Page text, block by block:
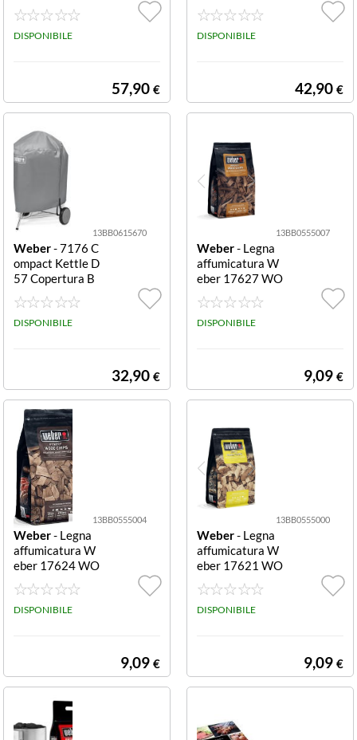
Gourmet Bbq Sy
stem liscia con
manici
DISPONIBILE
57,90 €
Cromo lucido da
pesce
DISPONIBILE
42,90 €
13BB0615670
Weber- 7176 C
ompact Kettle D
57 Copertura B
arbecue Grigio
D57
DISPONIBILE
32,90 €
13BB0555007
Weber- Legna
affumicatura W
eber 17627 WO
OD CHIPS Whis
key Whiskey
DISPONIBILE
9,09 €
13BB0555004
Weber- Legna
affumicatura W
eber 17624 WO
OD CHIPS Hick
ory Hickory
DISPONIBILE
9,09 €
13BB0555000
Weber- Legna
affumicatura W
eber 17621 WO
OD CHIPS Appl
e Apple
DISPONIBILE
9,09 €